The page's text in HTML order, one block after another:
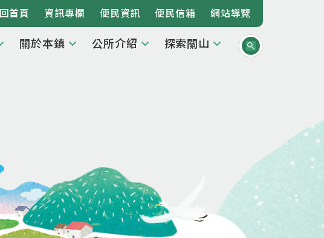
回首頁 資訊專欄 便民資訊 便民信箱 網站導覽
關於本鎮 公所介紹 探索關山